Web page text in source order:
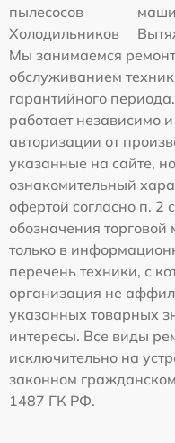
пылесосов
Холодильников
Мы занимаемся
обслуживанием
гарантийного
работает независимо
авторизации от
указанные на сайте,
ознакомительный
офертой согласно п. 2
обозначения
только в
перечень техники, с
организация не
указанных товарных
интересы. Все виды
исключительно на
законном гражданском
1487 ГК РФ.